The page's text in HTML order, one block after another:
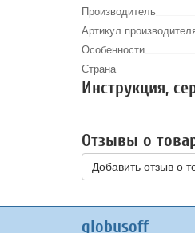
Производитель
Артикул
Особенности
Страна
Инструкция,
Отзывы о
Добавить отзыв о
globusoff